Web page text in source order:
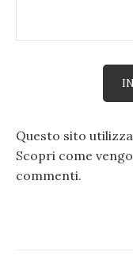
Questo sito
Scopri come
commenti.